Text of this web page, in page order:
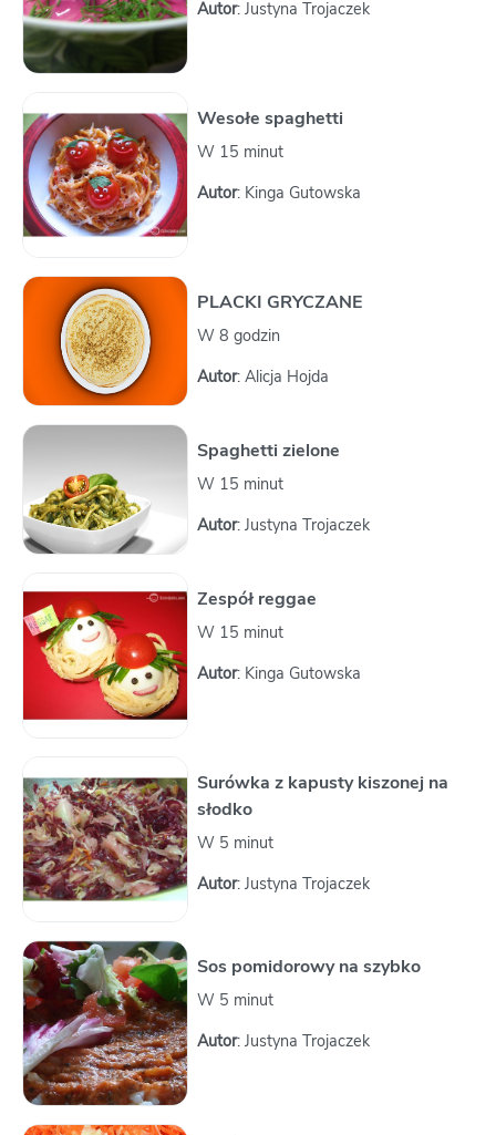
Autor: Justyna Trojaczek
Wesołe spaghetti
W 15 minut
Autor: Kinga Gutowska
PLACKI GRYCZANE
W 8 godzin
Autor: Alicja Hojda
Spaghetti zielone
W 15 minut
Autor: Justyna Trojaczek
Zespół reggae
W 15 minut
Autor: Kinga Gutowska
Surówka z kapusty kiszonej na
słodko
W 5 minut
Autor: Justyna Trojaczek
Sos pomidorowy na szybko
W 5 minut
Autor: Justyna Trojaczek